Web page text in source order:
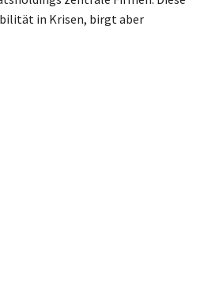
in Krisen, birgt aber